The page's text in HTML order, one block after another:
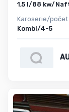
1,5 l/88 kw/
Karoserie/počet
Kombi/4-5